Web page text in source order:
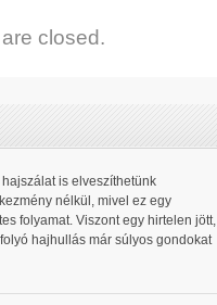
closed.
is elveszíthetünk
nélkül, mivel ez egy
folyamat. Viszont egy hirtelen jött,
hajhullás már súlyos gondokat